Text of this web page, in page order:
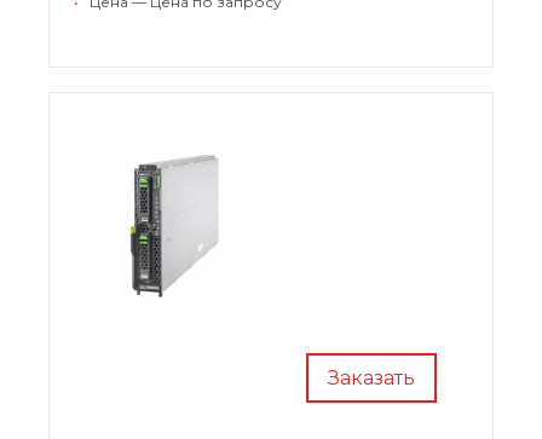
поэтому спрос на него растет с каждым днем.
Заказать